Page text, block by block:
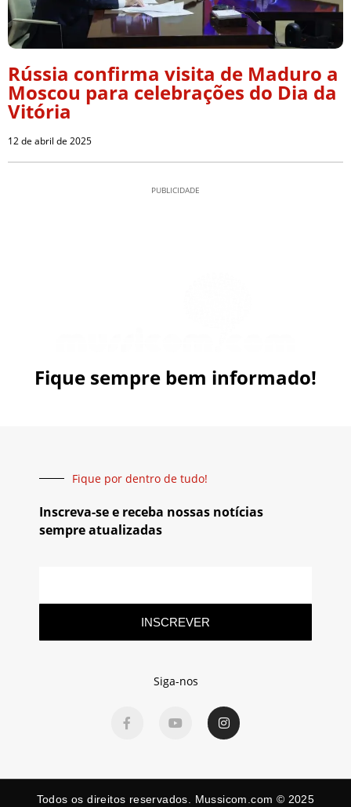
Rússia confirma visita de Maduro a
Moscou para celebrações do Dia da
Vitória
12 de abril de 2025
PUBLICIDADE
Fique sempre bem informado!
Fique por dentro de tudo!
Inscreva-se e receba nossas notícias
sempre atualizadas
INSCREVER
Siga-nos
Todos os direitos reservados. Mussicom.com © 2025